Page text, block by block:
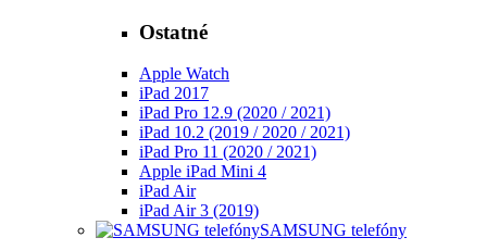
Ostatné
Apple Watch
iPad 2017
iPad Pro 12.9 (2020 / 2021)
iPad 10.2 (2019 / 2020 / 2021)
iPad Pro 11 (2020 / 2021)
Apple iPad Mini 4
iPad Air
iPad Air 3 (2019)
SAMSUNG telefóny